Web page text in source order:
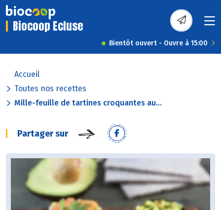
Biocoop Ecluse
Bientôt ouvert - Ouvre à 15:00
Accueil
Toutes nos recettes
Mille-feuille de tartines croquantes au...
Partager sur